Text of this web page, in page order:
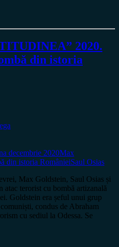
2020.
din istoria
decembrie 2020Max
din istoria RomânieiSaul Osias
Max Goldstein, Saul Osias și
terorist cu bombă artizanală
Goldstein era șeful unui grup
condus de Abraham
cu sediul la Odessa. Se